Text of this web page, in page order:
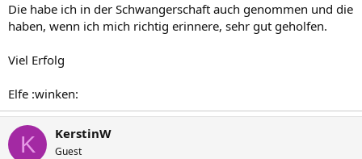
Die habe ich in der Schwangerschaft auch genommen und die
haben, wenn ich mich richtig erinnere, sehr gut geholfen.
Viel Erfolg
Elfe :winken:
K KerstinW
Guest